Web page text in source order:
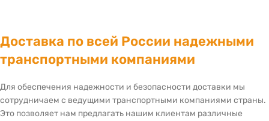
Доставка по всей России надежными
транспортными компаниями
Для обеспечения надежности и безопасности доставки мы
сотрудничаем с ведущими транспортными компаниями страны.
Это позволяет нам предлагать нашим клиентам различные